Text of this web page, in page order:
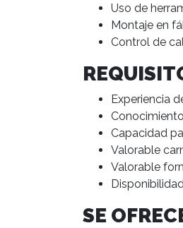
Uso de
Montaje en
Control de
Experiencia
Capacidad
Valorable
Valorable
SE